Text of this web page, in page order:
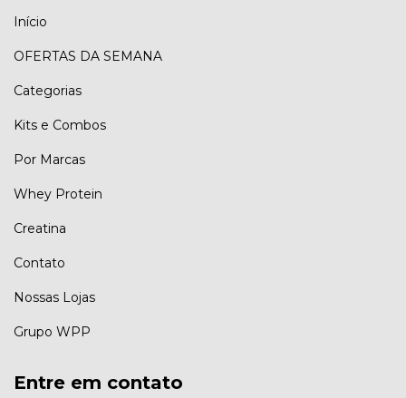
Início
OFERTAS DA SEMANA
Categorias
Kits e Combos
Por Marcas
Whey Protein
Creatina
Contato
Nossas Lojas
Grupo WPP
Entre em contato